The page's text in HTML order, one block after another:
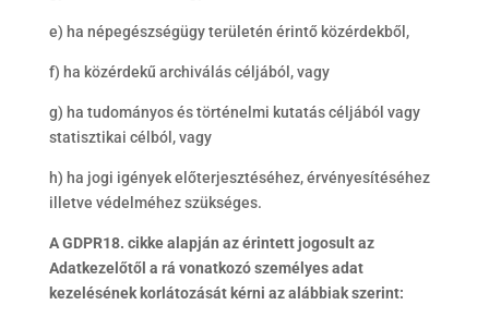
e) ha népegészségügy területén érintő közérdekből,
f) ha közérdekű archiválás céljából, vagy
g) ha tudományos és történelmi kutatás céljából vagy
statisztikai célból, vagy
h) ha jogi igények előterjesztéséhez, érvényesítéséhez
illetve védelméhez szükséges.
A GDPR18. cikke alapján az érintett jogosult az
Adatkezelőtől a rá vonatkozó személyes adat
kezelésének korlátozását kérni az alábbiak szerint: